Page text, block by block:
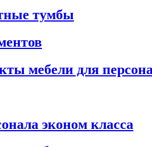
тумбы
мебели для
эконом класса